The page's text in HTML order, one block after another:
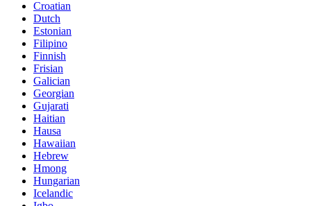
Croatian
Dutch
Estonian
Filipino
Finnish
Frisian
Galician
Georgian
Gujarati
Haitian
Hausa
Hawaiian
Hebrew
Hmong
Hungarian
Icelandic